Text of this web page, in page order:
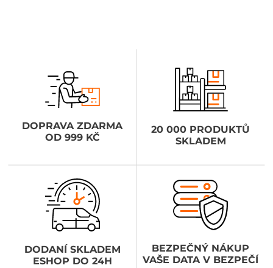
DOPRAVA ZDARMA
OD 999 KČ
20 000 PRODUKTŮ
SKLADEM
DODANÍ SKLADEM
ESHOP DO 24H
BEZPEČNÝ NÁKUP
VAŠE DATA V BEZPEČÍ